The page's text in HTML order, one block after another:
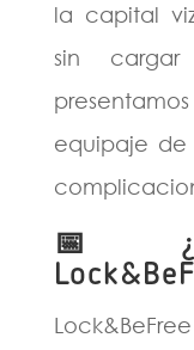
la capital
sin
equipaje de
📅